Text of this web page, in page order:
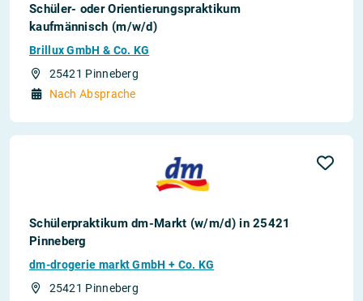
Schüler- oder Orientierungspraktikum
kaufmännisch (m/w/d)
Brillux GmbH & Co. KG
25421 Pinneberg
Nach Absprache
Schülerpraktikum dm-Markt (w/m/d) in 25421
Pinneberg
dm-drogerie markt GmbH + Co. KG
25421 Pinneberg